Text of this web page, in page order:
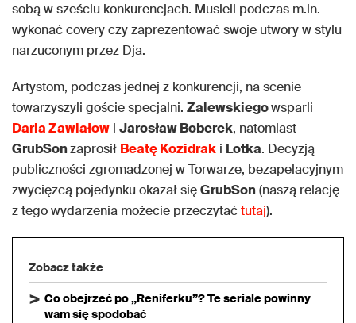
sobą w sześciu konkurencjach. Musieli podczas m.in.
wykonać covery czy zaprezentować swoje utwory w stylu
narzuconym przez Dja.
Artystom, podczas jednej z konkurencji, na scenie
towarzyszyli goście specjalni. Zalewskiegowsparli
Daria Zawiałow i Jarosław Boberek, natomiast
GrubSonzaprosił Beatę Kozidrak i Lotka. Decyzją
publiczności zgromadzonej w Torwarze, bezapelacyjnym
zwycięzcą pojedynku okazał sięGrubSon(naszą relację
z tego wydarzenia możecie przeczytaćtutaj).
Zobacz także
Co obejrzeć po „Reniferku”? Te seriale powinny
wam się spodobać